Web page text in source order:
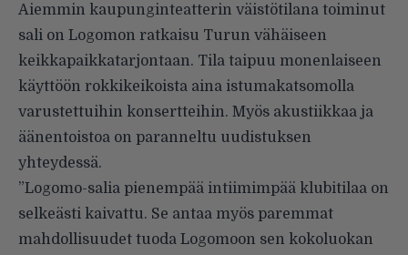
Aiemmin kaupunginteatterin väistötilana toiminut
sali on Logomon ratkaisu Turun vähäiseen
keikkapaikkatarjontaan. Tila taipuu monenlaiseen
käyttöön rokkikeikoista aina istumakatsomolla
varustettuihin konsertteihin. Myös akustiikkaa ja
äänentoistoa on paranneltu uudistuksen
yhteydessä.
”Logomo-salia pienempää intiimimpää klubitilaa on
selkeästi kaivattu. Se antaa myös paremmat
mahdollisuudet tuoda Logomoon sen kokoluokan